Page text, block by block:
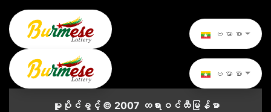
ဗမာစာ
ဗမာစာ
မူပိုင်ခွင့် © 2007 တရားဝင်ထီမြန်မာ